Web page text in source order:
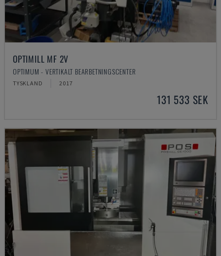
OPTIMILL MF 2V
OPTIMUM - VERTIKALT BEARBETNINGSCENTER
TYSKLAND 2017
131 533 SEK